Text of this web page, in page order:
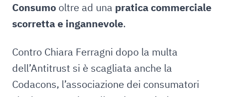
Consumo oltre ad una pratica commerciale
scorretta e ingannevole.
Contro Chiara Ferragni dopo la multa
dell’Antitrust si è scagliata anche la
Codacons, l’associazione dei consumatori